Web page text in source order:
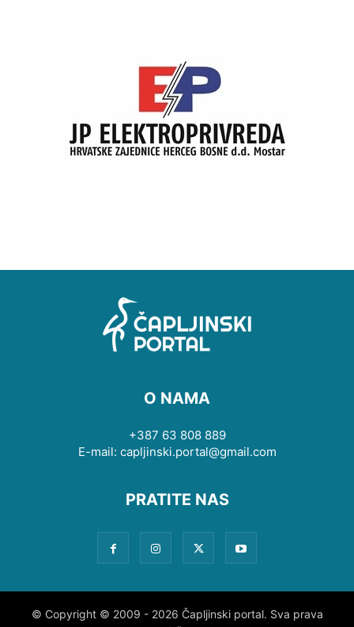
O NAMA
+387 63 808 889
E-mail: capljinski.portal@gmail.com
PRATITE NAS
© Copyright © 2009 - 2026 Čapljinski portal. Sva prava